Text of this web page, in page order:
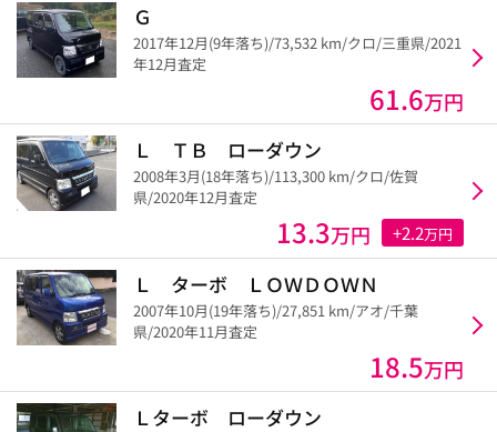
Ｇ
2017年12月(9年落ち)/73,532 km/クロ/三重県/2021
年12月査定
61.6万円
Ｌ ＴＢ ローダウン
2008年3月(18年落ち)/113,300 km/クロ/佐賀
県/2020年12月査定
13.3万円 +2.2万円
Ｌ ターボ ＬＯＷＤＯＷＮ
2007年10月(19年落ち)/27,851 km/アオ/千葉
県/2020年11月査定
18.5万円
Ｌターボ ローダウン